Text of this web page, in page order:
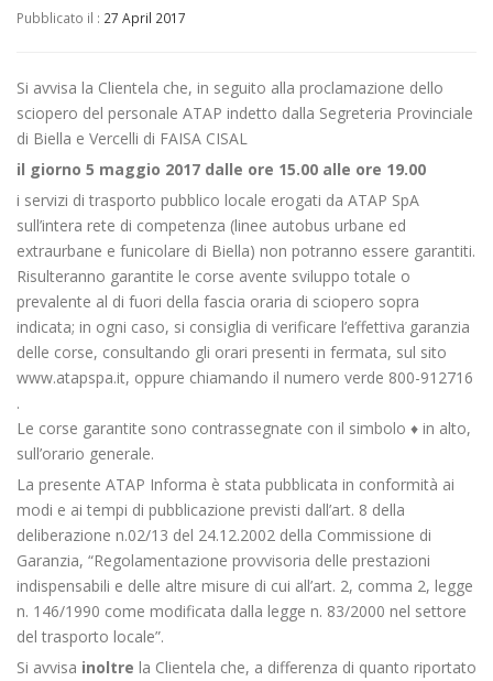
Pubblicato il : 27 April 2017
Si avvisa la Clientela che, in seguito alla proclamazione dello
sciopero del personale ATAP indetto dalla Segreteria Provinciale
di Biella e Vercelli di FAISA CISAL
il giorno 5 maggio 2017 dalle ore 15.00 alle ore 19.00
i servizi di trasporto pubblico locale erogati da ATAP SpA
sull’intera rete di competenza (linee autobus urbane ed
extraurbane e funicolare di Biella) non potranno essere garantiti.
Risulteranno garantite le corse avente sviluppo totale o
prevalente al di fuori della fascia oraria di sciopero sopra
indicata; in ogni caso, si consiglia di verificare l’effettiva garanzia
delle corse, consultando gli orari presenti in fermata, sul sito
www.atapspa.it, oppure chiamando il numero verde 800-912716
.
Le corse garantite sono contrassegnate con il simbolo ♦ in alto,
sull’orario generale.
La presente ATAP Informa è stata pubblicata in conformità ai
modi e ai tempi di pubblicazione previsti dall’art. 8 della
deliberazione n.02/13 del 24.12.2002 della Commissione di
Garanzia, “Regolamentazione provvisoria delle prestazioni
indispensabili e delle altre misure di cui all’art. 2, comma 2, legge
n. 146/1990 come modificata dalla legge n. 83/2000 nel settore
del trasporto locale”.
Si avvisa inoltre la Clientela che, a differenza di quanto riportato